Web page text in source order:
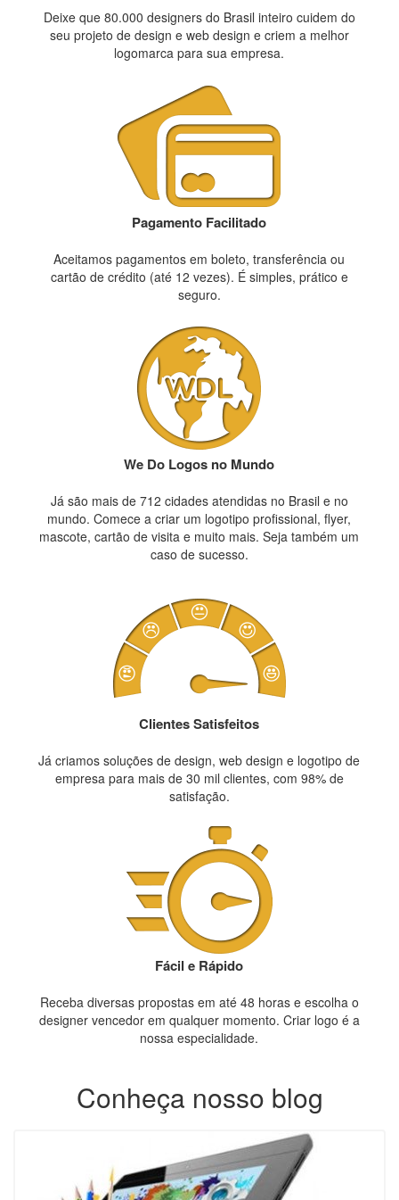
Deixe que 80.000 designers do Brasil inteiro cuidem do
seu projeto de design e web design e criem a melhor
logomarca para sua empresa.
Pagamento Facilitado
Aceitamos pagamentos em boleto, transferência ou
cartão de crédito (até 12 vezes). É simples, prático e
seguro.
We Do Logos no Mundo
Já são mais de 712 cidades atendidas no Brasil e no
mundo. Comece a criar um logotipo profissional, flyer,
mascote, cartão de visita e muito mais. Seja também um
caso de sucesso.
Clientes Satisfeitos
Já criamos soluções de design, web design e logotipo de
empresa para mais de 30 mil clientes, com 98% de
satisfação.
Fácil e Rápido
Receba diversas propostas em até 48 horas e escolha o
designer vencedor em qualquer momento. Criar logo é a
nossa especialidade.
Conheça nosso blog